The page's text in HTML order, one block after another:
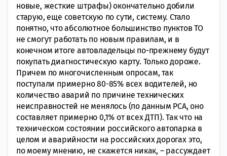
новые, жесткие штрафы) окончательно добили
старую, еще советскую по сути, систему. Стало
понятно, что абсолютное большинство пунктов ТО
не смогут работать по новым правилам, и в
конечном итоге автовладельцы по-прежнему будут
покупать диагностическую карту. Только дороже.
Причем по многочисленным опросам, так
поступали примерно 80-85% всех водителей, но
количество аварий по причине технических
неисправностей не менялось (по данным РСА, оно
составляет примерно 0,1% от всех ДТП). Так что на
техническом состоянии российского автопарка в
целом и аварийности на российских дорогах это,
по моему мнению, не скажется никак, – рассуждает